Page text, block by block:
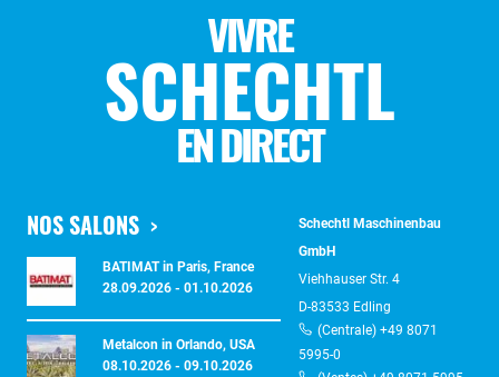
VIVRE
SCHECHTL
EN DIRECT
NOS SALONS
BATIMAT in Paris, France
28.09.2026 - 01.10.2026
Metalcon in Orlando, USA
08.10.2026 - 09.10.2026
Schechtl Maschinenbau
GmbH
Viehhauser Str. 4
D-83533 Edling
(Centrale) +49 8071
5995-0